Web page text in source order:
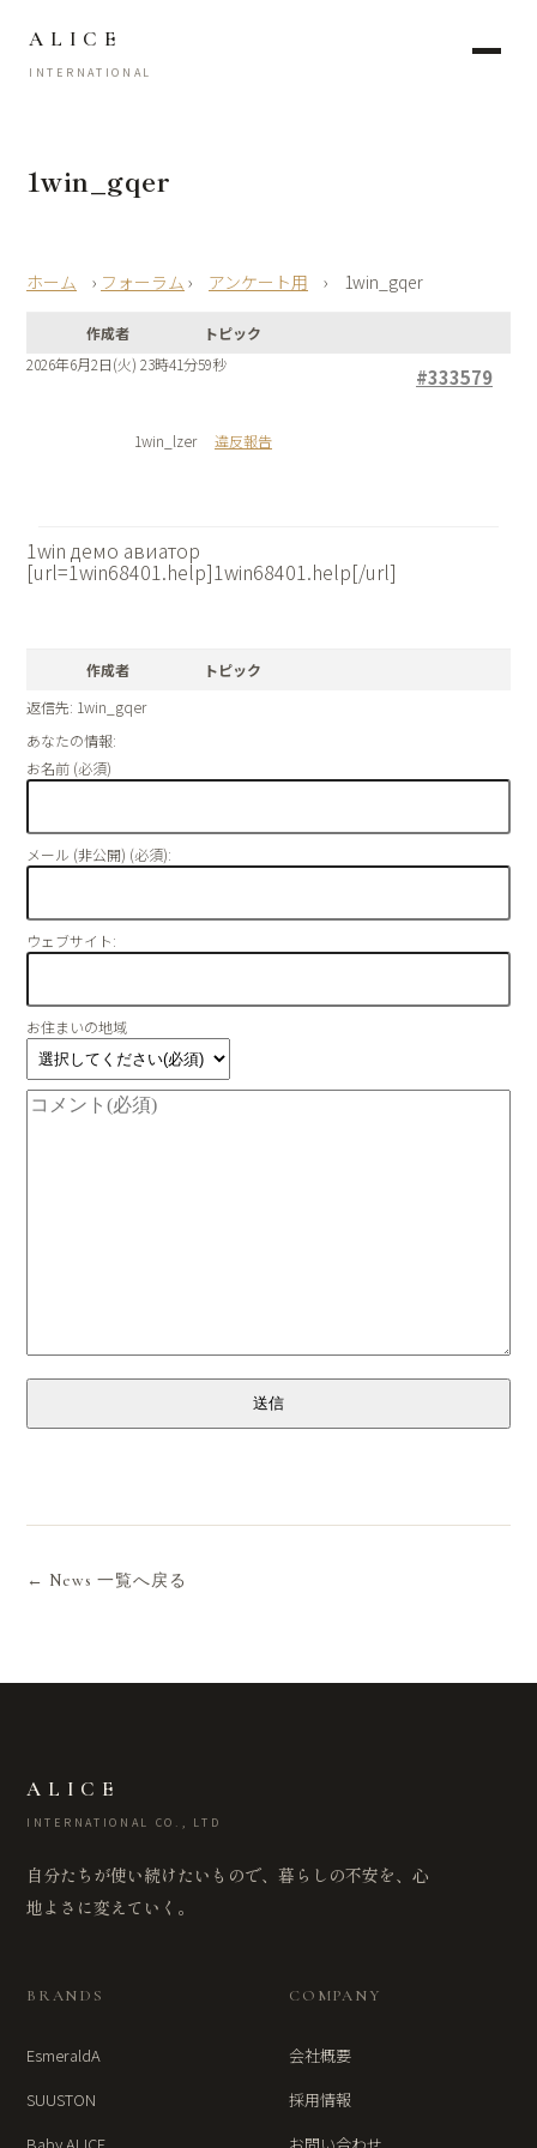
ALICE
INTERNATIONAL
1win_gqer
› フォーラム › アンケート用 › 1win_gqer
作成者
トピック
2026年6月2日(火) 23時41分59秒
#333579
1win_lzer 違反報告
1win демо авиатор
[url=1win68401.help]1win68401.help[/url]
作成者
トピック
返信先: 1win_gqer
あなたの情報:
お名前 (必須)
メール (非公開) (必須):
ウェブサイト:
お住まいの地域
送信
← News 一覧へ戻る
ALICE
INTERNATIONAL CO., LTD
自分たちが使い続けたいもので、暮らしの不安を、心
地よさに変えていく。
BRANDS
EsmeraldA
SUUSTON
COMPANY
会社概要
採用情報